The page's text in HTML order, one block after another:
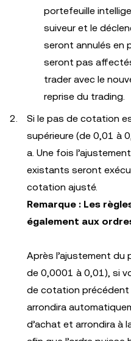
portefeuille
suiveur et le
seront annulés en
seront pas
trader avec le
reprise du trading.
Si le pas de cotation
supérieure (de 0,01 à
a. Une fois
existants seront
cotation ajusté.
Remarque : Les
également aux
Après l’ajustement du
de 0,0001 à 0,01), si
de cotation
arrondira
d’achat et arrondira à